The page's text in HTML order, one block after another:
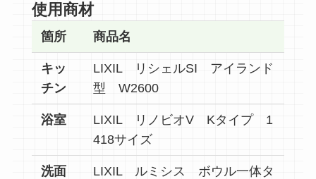
使用商材
箇所 商品名
キッ
チン
LIXIL リシェルSI アイランド
型 W2600
浴室
LIXIL リノビオV Kタイプ 1
418サイズ
洗面
LIXIL ルミシス ボウル一体タ